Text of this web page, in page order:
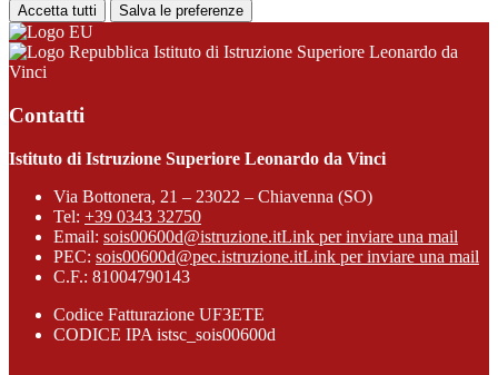
Accetta tutti Salva le preferenze
Istituto di Istruzione Superiore Leonardo da
Vinci
Contatti
Istituto di Istruzione Superiore Leonardo da Vinci
Via Bottonera, 21 – 23022 – Chiavenna (SO)
Tel: +39 0343 32750
Email: sois00600d@istruzione.itLink per inviare una mail
PEC: sois00600d@pec.istruzione.itLink per inviare una mail
C.F.: 81004790143
Codice Fatturazione UF3ETE
CODICE IPA istsc_sois00600d